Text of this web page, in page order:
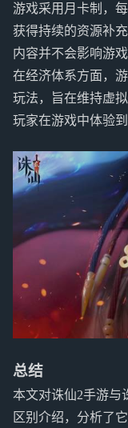
游戏采用月卡制，
获得持续的资源补
内容并不会影响游
在经济体系方面，
玩法，旨在维持虚
玩家在游戏中体验
总结
本文对诛仙2手游与
区别介绍，分析了